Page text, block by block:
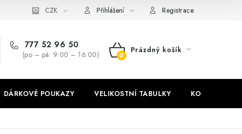
Velikostní tabulky Ochrana osobních údajů Zásady používání
CZK Přihlášení Registrace
777 52 96 50
(po – pá: 9:00 – 16:00)
NÁKUPNÍ
Prázdný košík
DÁRKOVÉ POUKAZY VELIKOSTNÍ TABULKY KONTAKT